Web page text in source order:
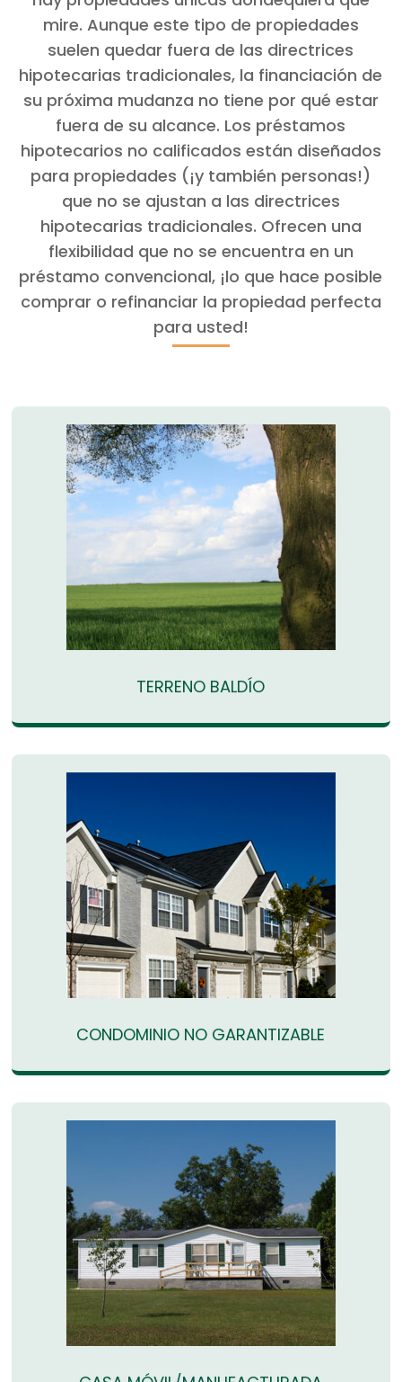
mire. Aunque este tipo de propiedades
suelen quedar fuera de las directrices
hipotecarias tradicionales, la financiación de
su próxima mudanza no tiene por qué estar
fuera de su alcance. Los préstamos
hipotecarios no calificados están diseñados
para propiedades (¡y también personas!)
que no se ajustan a las directrices
hipotecarias tradicionales. Ofrecen una
flexibilidad que no se encuentra en un
préstamo convencional, ¡lo que hace posible
comprar o refinanciar la propiedad perfecta
para usted!
TERRENO BALDÍO
CONDOMINIO NO GARANTIZABLE